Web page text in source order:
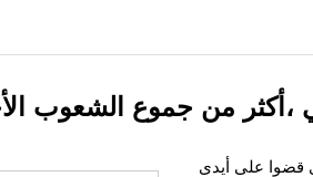
،أكثر من جموع الشعوب
قضوا على أيدى